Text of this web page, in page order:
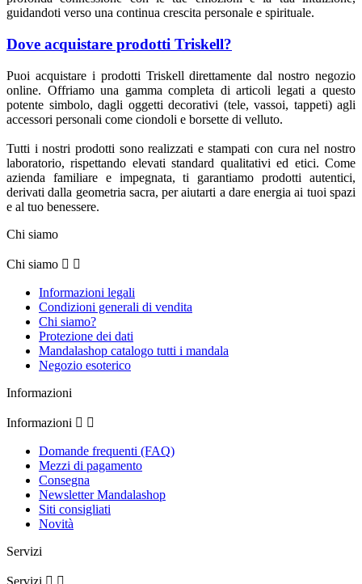
guidandoti verso una continua crescita personale e spirituale.
Dove acquistare prodotti Triskell?
Puoi acquistare i prodotti Triskell direttamente dal nostro negozio
online. Offriamo una gamma completa di articoli legati a questo
potente simbolo, dagli oggetti decorativi (tele, vassoi, tappeti) agli
accessori personali come ciondoli e borsette di velluto.
Tutti i nostri prodotti sono realizzati e stampati con cura nel nostro
laboratorio, rispettando elevati standard qualitativi ed etici. Come
azienda familiare e impegnata, ti garantiamo prodotti autentici,
derivati dalla geometria sacra, per aiutarti a dare energia ai tuoi spazi
e al tuo benessere.
Chi siamo
Chi siamo  
Informazioni legali
Condizioni generali di vendita
Chi siamo?
Protezione dei dati
Mandalashop catalogo tutti i mandala
Negozio esoterico
Informazioni
Informazioni  
Domande frequenti (FAQ)
Mezzi di pagamento
Consegna
Newsletter Mandalashop
Siti consigliati
Novità
Servizi
Servizi  